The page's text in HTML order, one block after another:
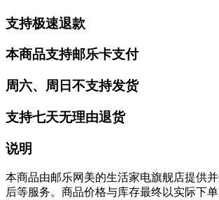
支持极速退款
本商品支持邮乐卡支付
周六、周日不支持发货
支持七天无理由退货
说明
本商品由邮乐网美的生活家电旗舰店提供
后等服务。商品价格与库存最终以实际下